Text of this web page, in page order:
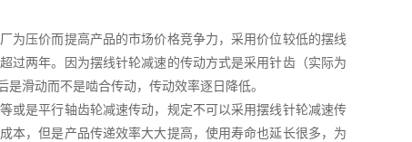
为压价而提高产品的市场价格竞争力，采用价位较低的摆线
过两年。因为摆线针轮减速的传动方式是采用针齿（实际为
滑动而不是啮合传动，传动效率逐日降低。
或是平行轴齿轮减速传动，规定不可以采用摆线针轮减速传
本，但是产品传递效率大大提高，使用寿命也延长很多，为